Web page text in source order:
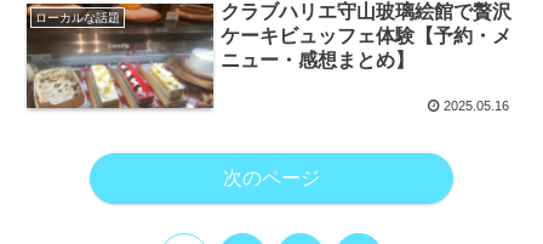
ローカルな話題
クラブハリエ守山玻璃絵館で贅沢
ケーキビュッフェ体験【予約・メ
ニュー・感想まとめ】
2025.05.16
次のページ